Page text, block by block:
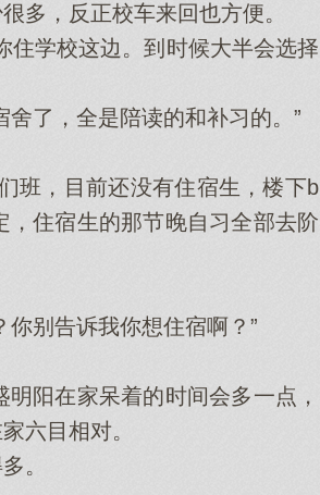
，反正校车来回也方便。
学校这边。到时候大半会选择
了，全是陪读的和补习的。”
，目前还没有住宿生，楼下b
住宿生的那节晚自习全部去阶
别告诉我你想住宿啊？”
阳在家呆着的时间会多一点，
六目相对。
。